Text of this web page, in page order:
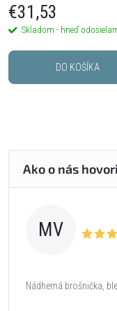
€31,53
Skladom - hneď
DO KOŠÍKA
MV
Nádherná brošnička,